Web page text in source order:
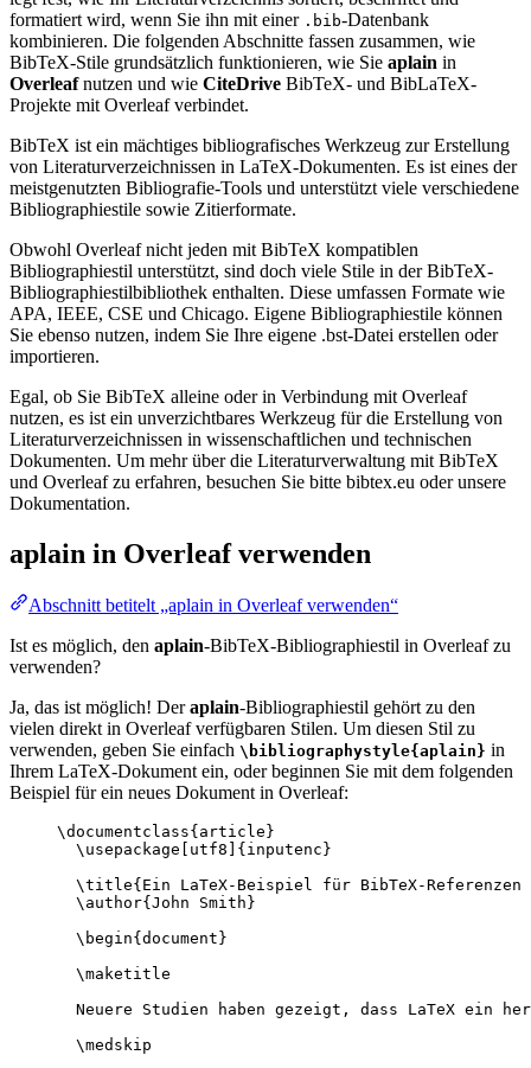
formatiert wird, wenn Sie ihn mit einer .bib-Datenbank
kombinieren. Die folgenden Abschnitte fassen zusammen, wie
BibTeX-Stile grundsätzlich funktionieren, wie Sie aplain in
Overleafnutzen und wie CiteDrive BibTeX- und BibLaTeX-
Projekte mit Overleaf verbindet.
BibTeX ist ein mächtiges bibliografisches Werkzeug zur Erstellung
von Literaturverzeichnissen in LaTeX-Dokumenten. Es ist eines der
meistgenutzten Bibliografie-Tools und unterstützt viele verschiedene
Bibliographiestile sowie Zitierformate.
Obwohl Overleaf nicht jeden mit BibTeX kompatiblen
Bibliographiestil unterstützt, sind doch viele Stile in der BibTeX-
Bibliographiestilbibliothek enthalten. Diese umfassen Formate wie
APA, IEEE, CSE und Chicago. Eigene Bibliographiestile können
Sie ebenso nutzen, indem Sie Ihre eigene .bst-Datei erstellen oder
importieren.
Egal, ob Sie BibTeX alleine oder in Verbindung mit Overleaf
nutzen, es ist ein unverzichtbares Werkzeug für die Erstellung von
Literaturverzeichnissen in wissenschaftlichen und technischen
Dokumenten. Um mehr über die Literaturverwaltung mit BibTeX
und Overleaf zu erfahren, besuchen Sie bitte bibtex.eu oder unsere
Dokumentation.
aplain in Overleaf verwenden
Abschnitt betitelt „aplain in Overleaf verwenden“
Ist es möglich, den aplain-BibTeX-Bibliographiestil in Overleaf zu
verwenden?
Ja, das ist möglich! Deraplain-Bibliographiestil gehört zu den
vielen direkt in Overleaf verfügbaren Stilen. Um diesen Stil zu
verwenden, geben Sie einfach \bibliographystyle{aplain} in
Ihrem LaTeX-Dokument ein, oder beginnen Sie mit dem folgenden
Beispiel für ein neues Dokument in Overleaf:
\documentclass{ article }
\usepackage
utf8 ]{ inputenc }
\title{Ein LaTeX-Beispiel für BibTeX-
\author{John Smith}
\begin{ document }
\maketitle
Neuere Studien haben gezeigt, dass LaTeX ein
\medskip